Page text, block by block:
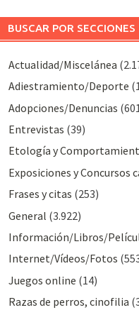
BUSCAR POR SECCIONES
Actualidad/Miscelánea
Adiestramiento/Deporte
Adopciones/Denuncias
Entrevistas (39)
Etología y
Exposiciones y Concursos
Frases y citas (253)
General (3.922)
Información/Libros/
Internet/Vídeos/Fotos
Juegos online (14)
Razas de perros, cinofilia